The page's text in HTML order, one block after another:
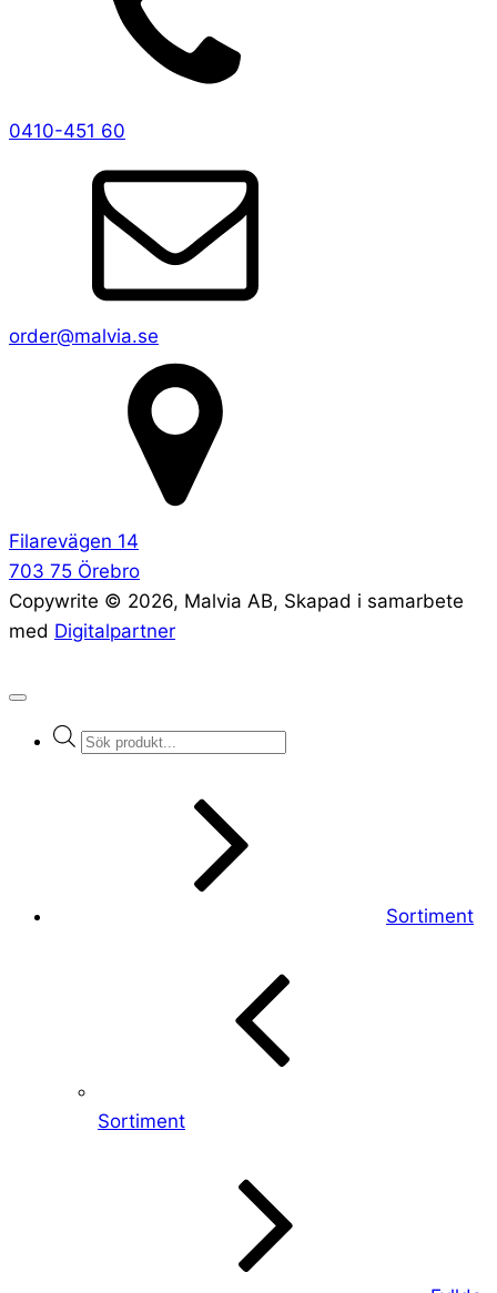
0410-451 60
order@malvia.se
Filarevägen 14
703 75 Örebro
Copywrite © 2026, Malvia AB, Skapad i samarbete
med Digitalpartner
Products
Sortiment
Sortiment